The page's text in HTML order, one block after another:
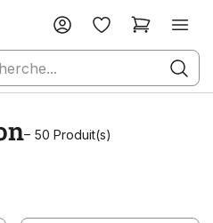
– 50 Produit(s)